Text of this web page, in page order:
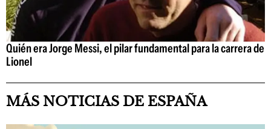
Quién era Jorge Messi, el pilar fundamental para la carrera de
Lionel
MÁS NOTICIAS DE ESPAÑA